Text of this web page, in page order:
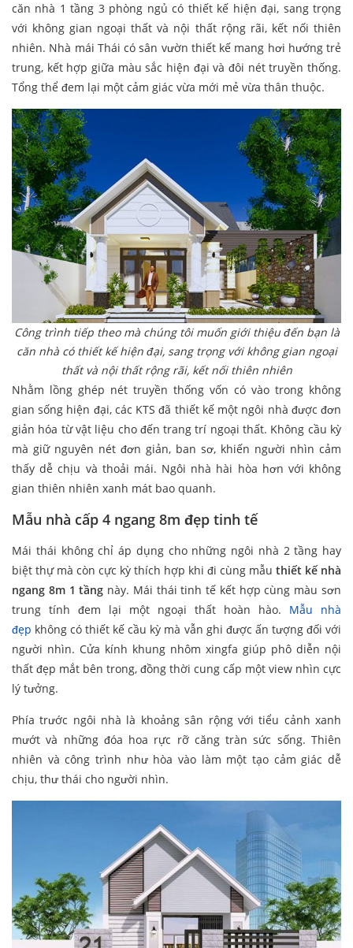
căn nhà 1 tầng 3 phòng ngủ có thiết kế hiện đại, sang trọng
với không gian ngoại thất và nội thất rộng rãi, kết nối thiên
nhiên. Nhà mái Thái có sân vườn thiết kế mang hơi hướng trẻ
trung, kết hợp giữa màu sắc hiện đại và đôi nét truyền thống.
Tổng thể đem lại một cảm giác vừa mới mẻ vừa thân thuộc.
Công trình tiếp theo mà chúng tôi muốn giới thiệu đến bạn là
căn nhà có thiết kế hiện đại, sang trọng với không gian ngoại
thất và nội thất rộng rãi, kết nối thiên nhiên
Nhằm lồng ghép nét truyền thống vốn có vào trong không
gian sống hiện đại, các KTS đã thiết kế một ngôi nhà được đơn
giản hóa từ vật liệu cho đến trang trí ngoại thất. Không cầu kỳ
mà giữ nguyên nét đơn giản, ban sơ, khiến người nhìn cảm
thấy dễ chịu và thoải mái. Ngôi nhà hài hòa hơn với không
gian thiên nhiên xanh mát bao quanh.
Mẫu nhà cấp 4 ngang 8m đẹp tinh tế
Mái thái không chỉ áp dụng cho những ngôi nhà 2 tầng hay
biệt thự mà còn cực kỳ thích hợp khi đi cùng mẫu thiết kế nhà
ngang 8m 1 tầng này. Mái thái tinh tế kết hợp cùng màu sơn
trung tính đem lại một ngoại thất hoàn hào. Mẫu nhà
đẹp không có thiết kế cầu kỳ mà vẫn ghi được ấn tượng đối với
người nhìn. Cửa kính khung nhôm xingfa giúp phô diễn nội
thất đẹp mắt bên trong, đồng thời cung cấp một view nhìn cực
lý tưởng.
Phía trước ngôi nhà là khoảng sân rộng với tiểu cảnh xanh
mướt và những đóa hoa rực rỡ căng tràn sức sống. Thiên
nhiên và công trình như hòa vào làm một tạo cảm giác dễ
chịu, thư thái cho người nhìn.